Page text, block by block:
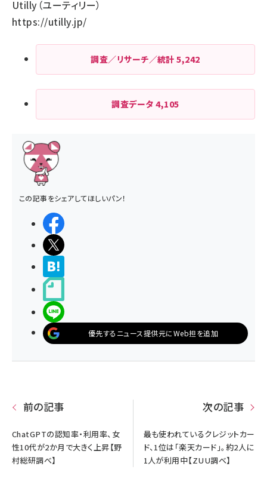
Utilly（ユーティリー）
https://utilly.jp/
調査／リサーチ／統計5,242
調査データ4,105
この記事をシェアしてほしいパン！
優先するニュース提供元にWeb担を追加
前の記事
ChatGPTの認知率・利用率、女
性10代が2か月で大きく上昇【野
村総研調べ】
次の記事
最も使われているクレジットカー
ド、1位は「楽天カード」。約2人に
1人が利用中【ZUU調べ】